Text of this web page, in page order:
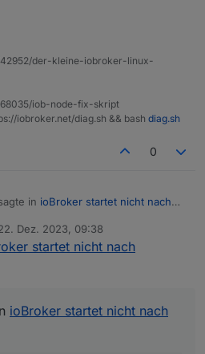
gescheitert. Deine Empfehlung war
die Neuinstallation.
der-kleine-iobroker-linux-
iob-node-fix-skript
iobroker.net/diag.sh && bash diag.sh
0
in ioBroker startet nicht nach
schief gelaufen zu sein.
nicht durchgelaufen wäre OS und
dann...??
Dez. 2023, 09:38
von
startet nicht nach
ioBroker startet nicht nach